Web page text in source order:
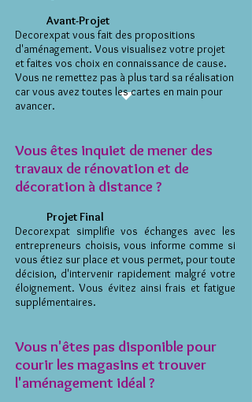
Avant-Projet
Decorexpat vous fait des propositions
d'aménagement. Vous visualisez votre projet
et faites vos choix en connaissance de cause.
Vous ne remettez pas à plus tard sa réalisation
car vous avez toutes les cartes en main pour
avancer.
Vous êtes inquiet de mener des
travaux de rénovation et de
décoration à distance ?
Projet Final
Decorexpat simplifie vos échanges avec les
entrepreneurs choisis, vous informe comme si
vous étiez sur place et vous permet, pour toute
décision, d'intervenir rapidement malgré votre
éloignement. Vous évitez ainsi frais et fatigue
supplémentaires.
Vous n'êtes pas disponible pour
courir les magasins et trouver
l'aménagement idéal ?